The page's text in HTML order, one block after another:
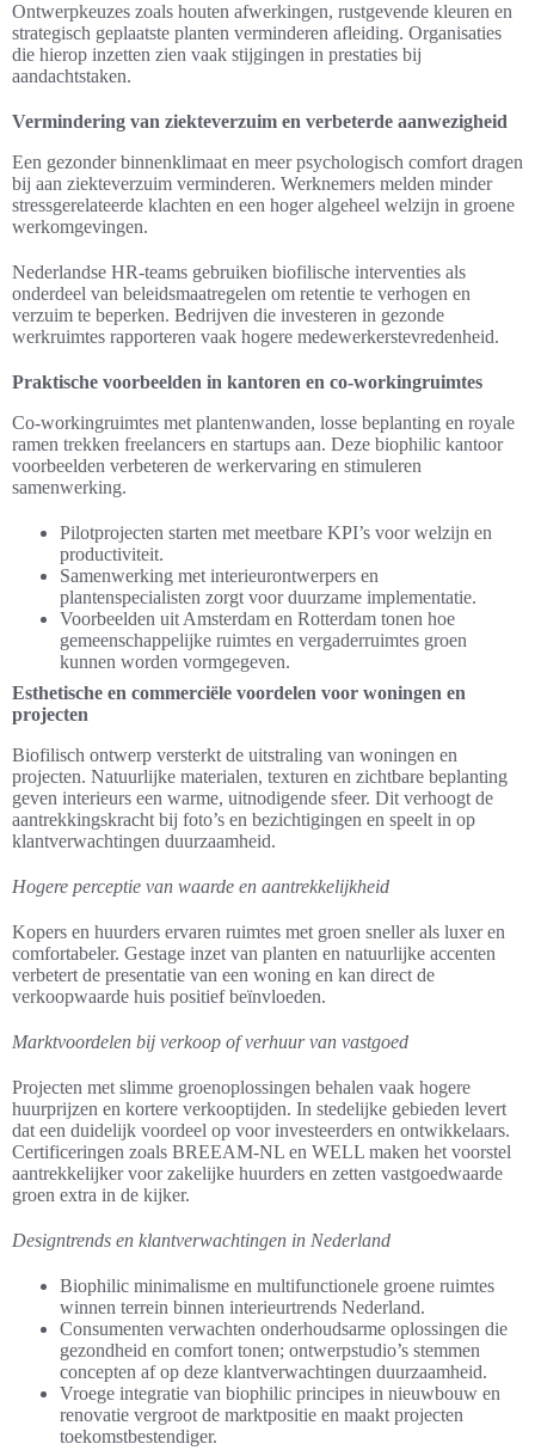
Ontwerpkeuzes zoals houten afwerkingen, rustgevende kleuren en
strategisch geplaatste planten verminderen afleiding. Organisaties
die hierop inzetten zien vaak stijgingen in prestaties bij
aandachtstaken.
Vermindering van ziekteverzuim en verbeterde aanwezigheid
Een gezonder binnenklimaat en meer psychologisch comfort dragen
bij aan ziekteverzuim verminderen. Werknemers melden minder
stressgerelateerde klachten en een hoger algeheel welzijn in groene
werkomgevingen.
Nederlandse HR-teams gebruiken biofilische interventies als
onderdeel van beleidsmaatregelen om retentie te verhogen en
verzuim te beperken. Bedrijven die investeren in gezonde
werkruimtes rapporteren vaak hogere medewerkerstevredenheid.
Praktische voorbeelden in kantoren en co-workingruimtes
Co-workingruimtes met plantenwanden, losse beplanting en royale
ramen trekken freelancers en startups aan. Deze biophilic kantoor
voorbeelden verbeteren de werkervaring en stimuleren
samenwerking.
Pilotprojecten starten met meetbare KPI’s voor welzijn en
productiviteit.
Samenwerking met interieurontwerpers en
plantenspecialisten zorgt voor duurzame implementatie.
Voorbeelden uit Amsterdam en Rotterdam tonen hoe
gemeenschappelijke ruimtes en vergaderruimtes groen
kunnen worden vormgegeven.
Esthetische en commerciële voordelen voor woningen en
projecten
Biofilisch ontwerp versterkt de uitstraling van woningen en
projecten. Natuurlijke materialen, texturen en zichtbare beplanting
geven interieurs een warme, uitnodigende sfeer. Dit verhoogt de
aantrekkingskracht bij foto’s en bezichtigingen en speelt in op
klantverwachtingen duurzaamheid.
Hogere perceptie van waarde en aantrekkelijkheid
Kopers en huurders ervaren ruimtes met groen sneller als luxer en
comfortabeler. Gestage inzet van planten en natuurlijke accenten
verbetert de presentatie van een woning en kan direct de
verkoopwaarde huis positief beïnvloeden.
Marktvoordelen bij verkoop of verhuur van vastgoed
Projecten met slimme groenoplossingen behalen vaak hogere
huurprijzen en kortere verkooptijden. In stedelijke gebieden levert
dat een duidelijk voordeel op voor investeerders en ontwikkelaars.
Certificeringen zoals BREEAM-NL en WELL maken het voorstel
aantrekkelijker voor zakelijke huurders en zetten vastgoedwaarde
groen extra in de kijker.
Designtrends en klantverwachtingen in Nederland
Biophilic minimalisme en multifunctionele groene ruimtes
winnen terrein binnen interieurtrends Nederland.
Consumenten verwachten onderhoudsarme oplossingen die
gezondheid en comfort tonen; ontwerpstudio’s stemmen
concepten af op deze klantverwachtingen duurzaamheid.
Vroege integratie van biophilic principes in nieuwbouw en
renovatie vergroot de marktpositie en maakt projecten
toekomstbestendiger.